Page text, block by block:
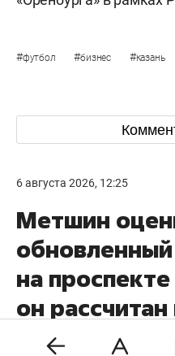
#футбол #бизнес #казань
6 августа 2026, 12:25
Метшин
на
он
казанцев